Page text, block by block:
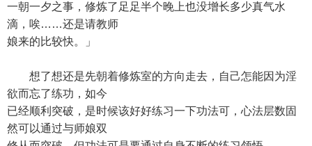
一朝一夕之事，修炼了足足半个晚上也没增长多少真气水
滴，唉……还是请教师
娘来的比较快。」
想了想还是先朝着修炼室的方向走去，自己怎能因为淫
欲而忘了练功，如今
已经顺利突破，是时候该好好练习一下功法可，心法层数固
然可以通过与师娘双